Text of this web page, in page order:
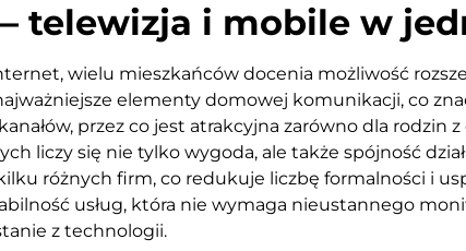
telewizja i mobile w
wielu mieszkańców docenia możliwość
elementy domowej komunikacji, co
przez co jest atrakcyjna zarówno dla rodzin
liczy się nie tylko wygoda, ale także spójność
różnych firm, co redukuje liczbę formalności i
usług, która nie wymaga nieustannego
z technologii.